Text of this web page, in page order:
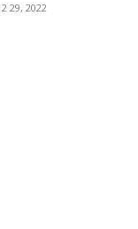
29, 2022